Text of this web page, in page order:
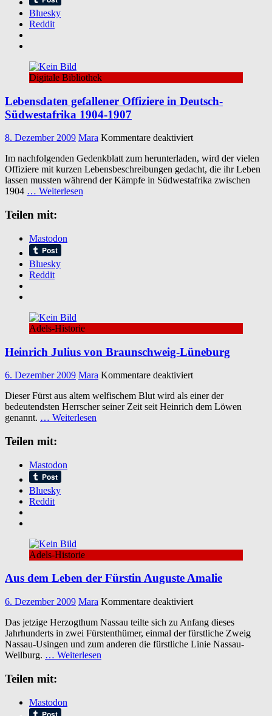
Bluesky
Reddit
Digitale Bibliothek
Lebensdaten gefallener Offiziere in Deutsch-
Südwestafrika 1904-1907
8. Dezember 2009 Mara Kommentare deaktiviertfür
gefallener
Offiziere
in
Im nachfolgenden Gedenkblatt zum herunterladen, wird der vielen
Offiziere mit kurzen Lebensbeschreibungen gedacht, die ihr Leben
lassen mussten während der Kämpfe in Südwestafrika zwischen
1904 … Weiterlesen
Teilen mit:
Mastodon
Bluesky
Reddit
Adels-Historie
Heinrich Julius von Braunschweig-Lüneburg
6. Dezember 2009 Mara Kommentare deaktiviertfür
Julius
von
Dieser Fürst aus altem welfischem Blut wird als einer der
bedeutendsten Herrscher seiner Zeit seit Heinrich dem Löwen
genannt. … Weiterlesen
Teilen mit:
Mastodon
Bluesky
Reddit
Adels-Historie
Aus dem Leben der Fürstin Auguste Amalie
6. Dezember 2009 Mara Kommentare deaktiviertfür
dem
Leben
der
Das jetzige Herzogthum Nassau teilte sich zu Anfang dieses
Jahrhunderts in zwei Fürstenthümer, einmal der fürstliche Zweig
Nassau-Usingen und zum anderen die fürstliche Linie Nassau-
Weilburg. … Weiterlesen
Teilen mit:
Mastodon